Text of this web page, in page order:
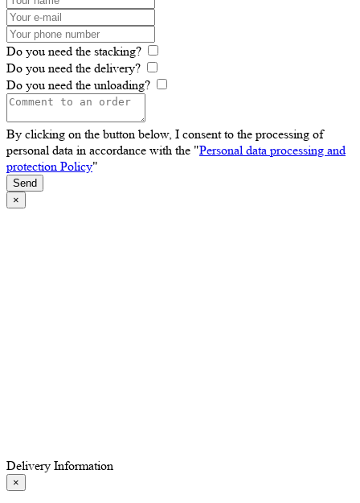
Do you need the stacking?
Do you need the delivery?
Do you need the unloading?
By clicking on the button below, I consent to the processing of
personal data in accordance with the "Personal data processing and
protection Policy"
Send
×
Delivery Information
×